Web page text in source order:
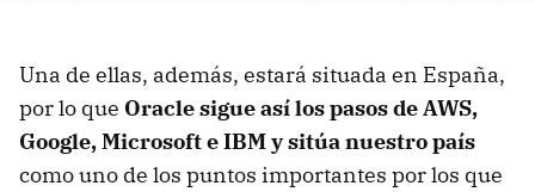
Una de ellas, además, estará situada en España,
por lo que Oracle sigue así los pasos de AWS,
Google, Microsoft e IBM y sitúa nuestro país
como uno de los puntos importantes por los que